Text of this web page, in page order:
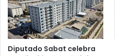
Diputado Sabat celebra